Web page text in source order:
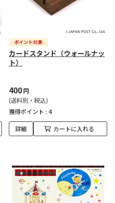
カードスタンド（ウォールナッ
ト）
400円
(送料別・税込)
獲得ポイント : 4
詳細 カートに入れる